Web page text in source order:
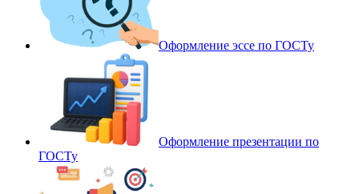
Оформление эссе по ГОСТу
Оформление презентации по
ГОСТу